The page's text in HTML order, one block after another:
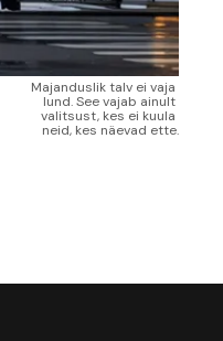
Majanduslik talv ei vaja
lund. See vajab ainult
valitsust, kes ei kuula
neid, kes näevad ette.